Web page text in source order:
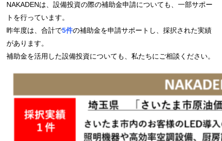
NAKADENは、設備投資の際の補助金申請についても、一部サポー
トを行っています。
昨年度は、合計で5件の補助金を申請サポートし、採択された実績
があります。
補助金を活用した設備投資についても、私たちにご相談ください。